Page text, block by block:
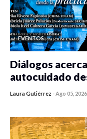
EVENTOS
Diálogos
autocuidado
Laura Gutiérrez -Ago 05, 2026